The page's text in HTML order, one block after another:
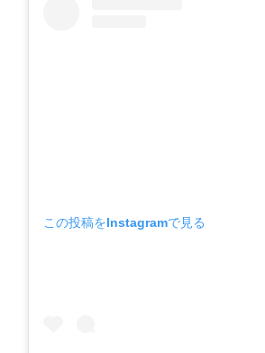
この投稿をInstagramで見る